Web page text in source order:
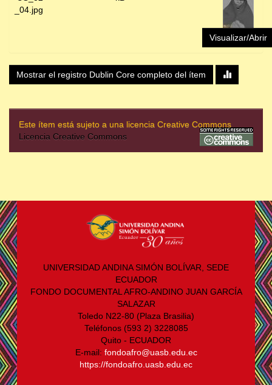
_04.jpg
Visualizar/Abrir
Mostrar el registro Dublin Core completo del ítem
Este ítem está sujeto a una licencia Creative Commons
Licencia Creative Commons
UNIVERSIDAD ANDINA SIMÓN BOLÍVAR, SEDE
ECUADOR
FONDO DOCUMENTAL AFRO-ANDINO JUAN GARCÍA
SALAZAR
Toledo N22-80 (Plaza Brasilia)
Teléfonos (593 2) 3228085
Quito - ECUADOR
E-mail: fondoafro@uasb.edu.ec
https://fondoafro.uasb.edu.ec